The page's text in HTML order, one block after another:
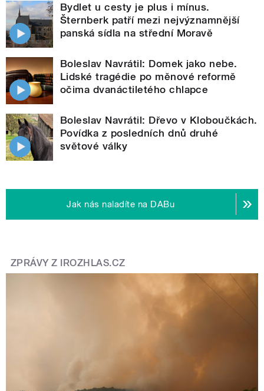
Bydlet u cesty je plus i mínus.
Šternberk patří mezi nejvýznamnější
panská sídla na střední Moravě
Boleslav Navrátil: Domek jako nebe.
Lidské tragédie po měnové reformě
očima dvanáctiletého chlapce
Boleslav Navrátil: Dřevo v Kloboučkách.
Povídka z posledních dnů druhé
světové války
Jak nás naladíte na DABu
ZPRÁVY Z IROZHLAS.CZ